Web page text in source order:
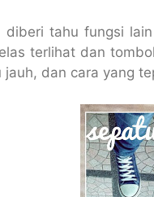
diberi tahu fungsi
terlihat dan
dan cara yang